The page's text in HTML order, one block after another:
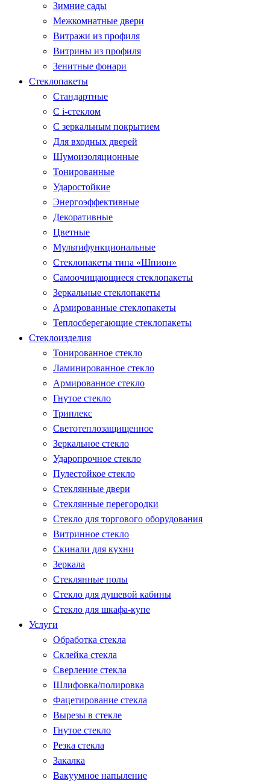
Зимние сады
Межкомнатные двери
Витражи из профиля
Витрины из профиля
Зенитные фонари
Стеклопакеты
Стандартные
С i-стеклом
С зеркальным покрытием
Для входных дверей
Шумоизоляционные
Тонированные
Ударостойкие
Энергоэффективные
Декоративные
Цветные
Мультифункциональные
Стеклопакеты типа «Шпион»
Самоочищающиеся стеклопакеты
Зеркальные стеклопакеты
Армированные стеклопакеты
Теплосберегающие стеклопакеты
Стеклоизделия
Тонированное стекло
Ламинированное стекло
Армированное стекло
Гнутое стекло
Триплекс
Светотеплозащищенное
Зеркальное стекло
Ударопрочное стекло
Пулестойкое стекло
Стеклянные двери
Стеклянные перегородки
Стекло для торгового оборудования
Витринное стекло
Скинали для кухни
Зеркала
Стеклянные полы
Стекло для душевой кабины
Стекло для шкафа-купе
Услуги
Обработка стекла
Склейка стекла
Сверление стекла
Шлифовка/полировка
Фацетирование стекла
Вырезы в стекле
Гнутое стекло
Резка стекла
Закалка
Вакуумное напыление